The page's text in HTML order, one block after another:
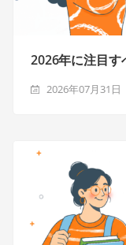
2026年に注目す
2026年07月31日